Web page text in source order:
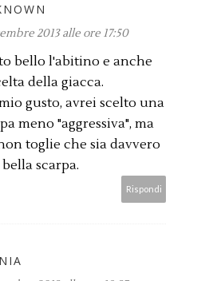
2013 alle ore 17:50
bello l'abitino e anche
della giacca.
gusto, avrei scelto una
meno "aggressiva", ma
toglie che sia davvero
scarpa.
Rispondi